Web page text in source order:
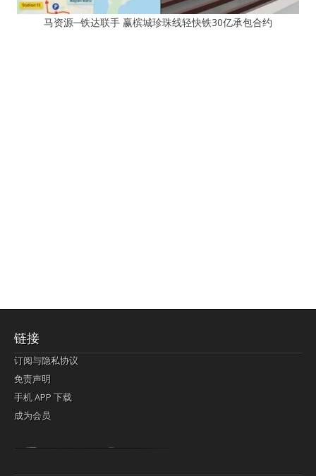
马资源─铁达联手 赢槟城珍珠线轻快铁30亿承包合约
链接
订阅与隐私协议
免责声明
手机 APP 下载
成为会员